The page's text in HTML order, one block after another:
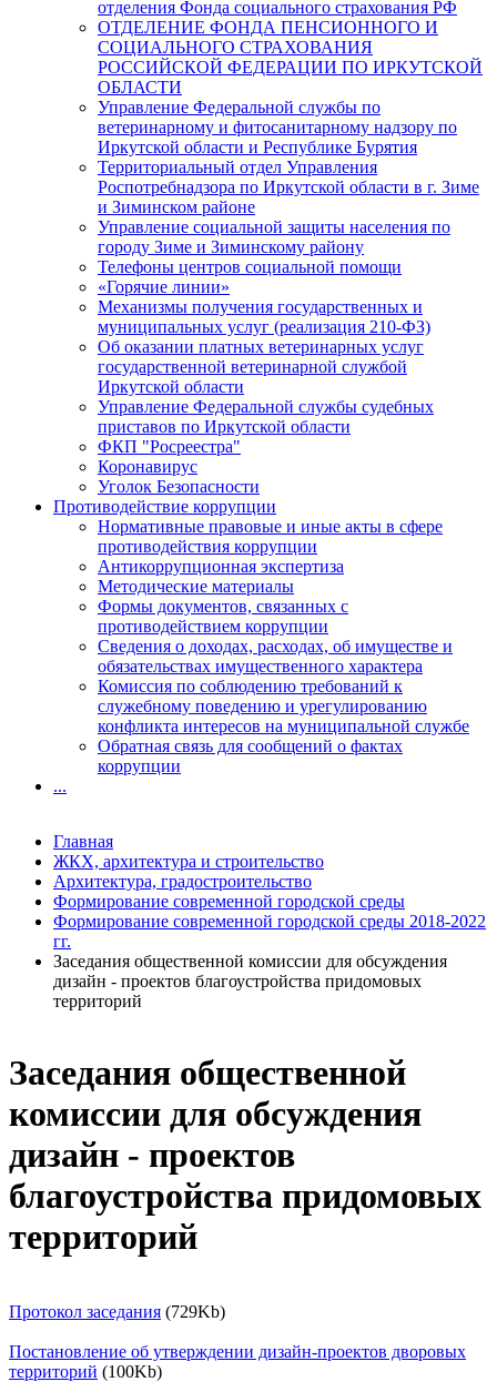
Заседания общественной
комиссии для обсуждения
дизайн - проектов
благоустройства придомовых
территорий
Протокол заседания (729Kb)
Постановление об утверждении дизайн-проектов дворовых
территорий (100Kb)
отделения Фонда социального страхования РФ
ОТДЕЛЕНИЕ ФОНДА ПЕНСИОННОГО И
СОЦИАЛЬНОГО СТРАХОВАНИЯ
РОССИЙСКОЙ ФЕДЕРАЦИИ ПО ИРКУТСКОЙ
ОБЛАСТИ
Управление Федеральной службы по
ветеринарному и фитосанитарному надзору по
Иркутской области и Республике Бурятия
Территориальный отдел Управления
Роспотребнадзора по Иркутской области в г. Зиме
и Зиминском районе
Управление социальной защиты населения по
городу Зиме и Зиминскому району
Телефоны центров социальной помощи
«Горячие линии»
Механизмы получения государственных и
муниципальных услуг (реализация 210-ФЗ)
Об оказании платных ветеринарных услуг
государственной ветеринарной службой
Иркутской области
Управление Федеральной службы судебных
приставов по Иркутской области
ФКП "Росреестра"
Коронавирус
Уголок Безопасности
Противодействие коррупции
Нормативные правовые и иные акты в сфере
противодействия коррупции
Антикоррупционная экспертиза
Методические материалы
Формы документов, связанных с
противодействием коррупции
Сведения о доходах, расходах, об имуществе и
обязательствах имущественного характера
Комиссия по соблюдению требований к
служебному поведению и урегулированию
конфликта интересов на муниципальной службе
Обратная связь для сообщений о фактах
коррупции
...
Главная
ЖКХ, архитектура и строительство
Архитектура, градостроительство
Формирование современной городской среды
Формирование современной городской среды 2018-2022
гг.
Заседания общественной комиссии для обсуждения
дизайн - проектов благоустройства придомовых
территорий